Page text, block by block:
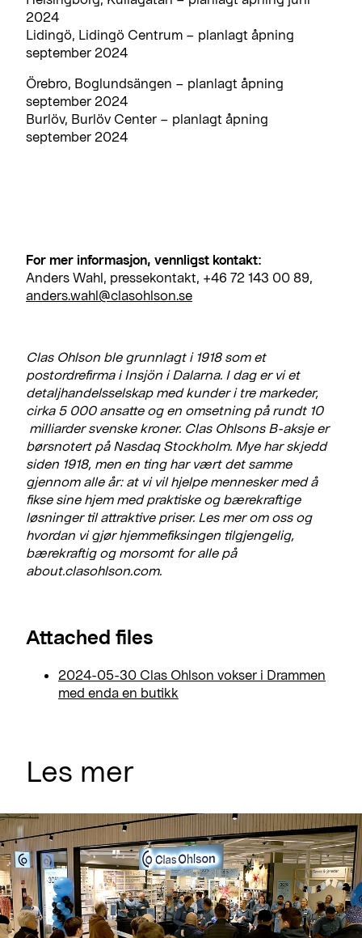
2024
Lidingö, Lidingö Centrum – planlagt åpning
september 2024
Örebro, Boglundsängen – planlagt åpning
september 2024
Burlöv, Burlöv Center – planlagt åpning
september 2024
For mer informasjon, vennligst kontakt:
Anders Wahl, pressekontakt, +46 72 143 00 89,
anders.wahl@clasohlson.se
Clas Ohlson ble grunnlagt i 1918 som et
postordrefirma i Insjön i Dalarna. I dag er vi et
detaljhandelsselskap med kunder i tre markeder,
cirka 5 000 ansatte og en omsetning på rundt 10
milliarder svenske kroner. Clas Ohlsons B-aksje er
børsnotert på Nasdaq Stockholm. Mye har skjedd
siden 1918, men en ting har vært det samme
gjennom alle år: at vi vil hjelpe mennesker med å
fikse sine hjem med praktiske og bærekraftige
løsninger til attraktive priser. Les mer om oss og
hvordan vi gjør hjemmefiksingen tilgjengelig,
bærekraftig og morsomt for alle på
about.clasohlson.com.
Attached files
2024-05-30 Clas Ohlson vokser i Drammen
med enda en butikk
Les mer